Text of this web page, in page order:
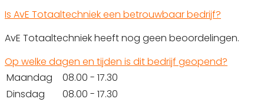
Is AvE Totaaltechniek een betrouwbaar bedrijf?
AvE Totaaltechniek heeft nog geen beoordelingen.
Op welke dagen en tijden is dit bedrijf geopend?
Maandag
08.00 - 17.30
Dinsdag
08.00 - 17.30